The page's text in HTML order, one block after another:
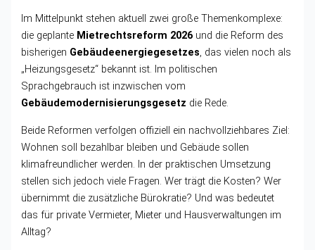
Im Mittelpunkt stehen aktuell zwei große Themenkomplexe:
die geplante Mietrechtsreform 2026 und die Reform des
bisherigen Gebäudeenergiegesetzes, das vielen noch als
„Heizungsgesetz“ bekannt ist. Im politischen
Sprachgebrauch ist inzwischen vom
Gebäudemodernisierungsgesetz die Rede.
Beide Reformen verfolgen offiziell ein nachvollziehbares Ziel:
Wohnen soll bezahlbar bleiben und Gebäude sollen
klimafreundlicher werden. In der praktischen Umsetzung
stellen sich jedoch viele Fragen. Wer trägt die Kosten? Wer
übernimmt die zusätzliche Bürokratie? Und was bedeutet
das für private Vermieter, Mieter und Hausverwaltungen im
Alltag?